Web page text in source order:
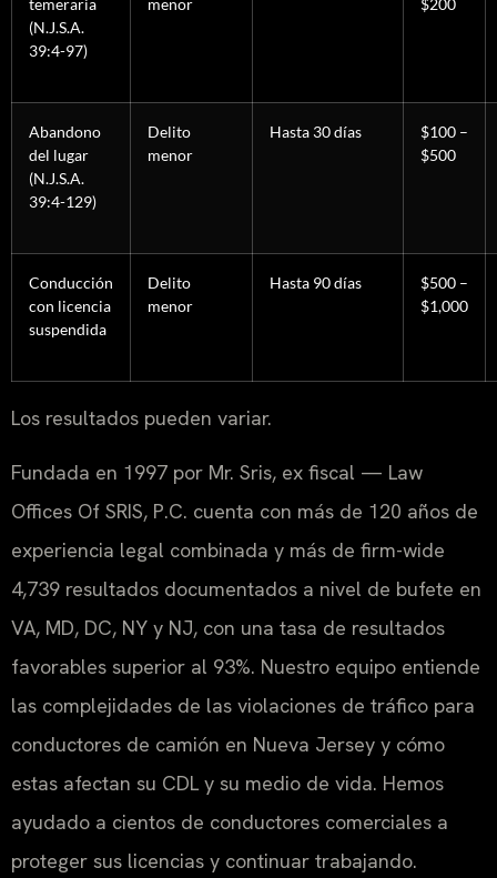
(N.J.S.A.
39:4-97)
Abandono
del lugar
(N.J.S.A.
39:4-129)
Delito
menor
Hasta 30 días
$100 –
$500
Conducción
con licencia
suspendida
Delito
menor
Hasta 90 días
$500 –
$1,000
Los resultados pueden variar.
Fundada en 1997 por Mr. Sris, ex fiscal — Law
Offices Of SRIS, P.C. cuenta con más de 120 años de
experiencia legal combinada y más de firm-wide
4,739 resultados documentados a nivel de bufete en
VA, MD, DC, NY y NJ, con una tasa de resultados
favorables superior al 93%. Nuestro equipo entiende
las complejidades de las violaciones de tráfico para
conductores de camión en Nueva Jersey y cómo
estas afectan su CDL y su medio de vida. Hemos
ayudado a cientos de conductores comerciales a
proteger sus licencias y continuar trabajando.